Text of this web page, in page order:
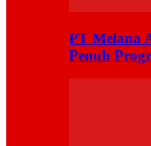
PT Melana
Penuh